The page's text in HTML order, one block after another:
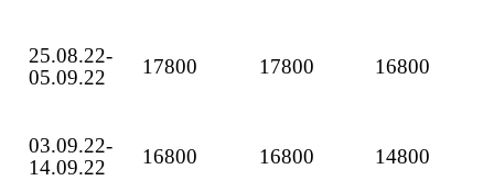
25.08.22-
05.09.22
17800 17800 16800
03.09.22-
14.09.22
16800 16800 14800